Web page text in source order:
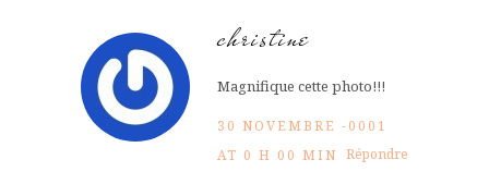
christine
Magnifique cette photo!!!
30 NOVEMBRE -0001
AT 0 H 00 MIN Répondre